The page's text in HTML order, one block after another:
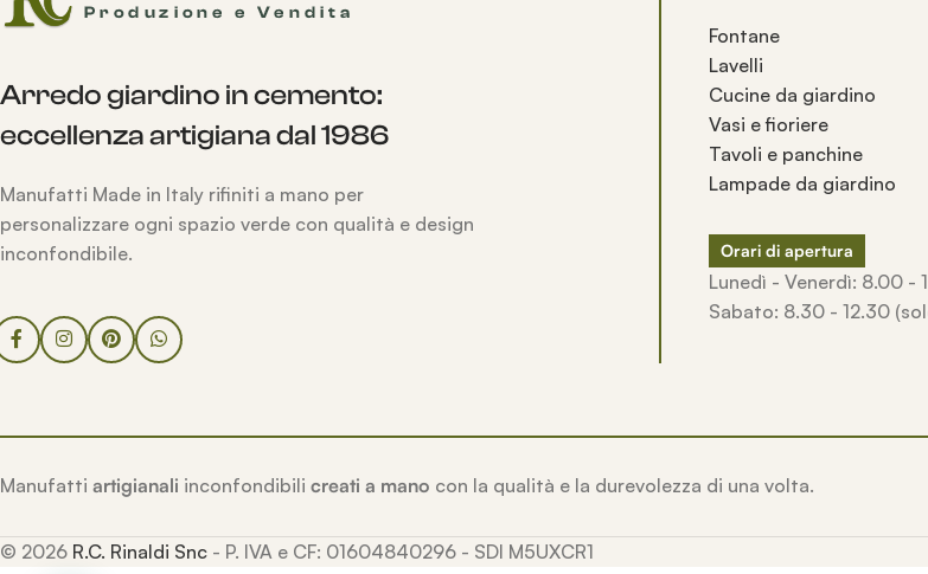
Arredo giardino in cemento:
eccellenza artigiana dal 1986
Manufatti Made in Italy rifiniti a mano per
personalizzare ogni spazio verde con qualità e design
inconfondibile.
Fontane
Lavelli
Cucine da giardino
Vasi e fioriere
Tavoli e panchine
Lampade da giardino
Orari di apertura
Lunedì - Venerdì: 8.00 -
Sabato: 8.30 - 12.30
Manufatti artigianali inconfondibili creati a mano con la qualità e la durevolezza di una volta.
© 2026 R.C. Rinaldi Snc - P. IVA e CF: 01604840296 - SDI M5UXCR1